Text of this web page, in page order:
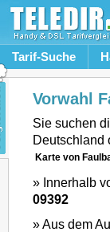
Tarif-Suche
Vorwahl
Sie suchen
Deutschland
Karte von
» Innerhalb
09392
» Aus dem